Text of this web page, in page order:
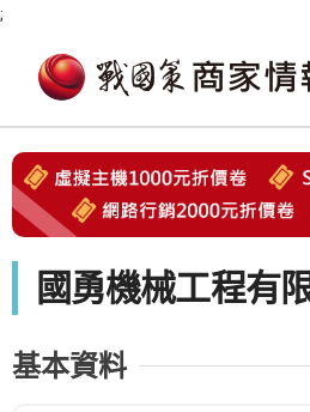
;
國勇機械工程有
基本資料